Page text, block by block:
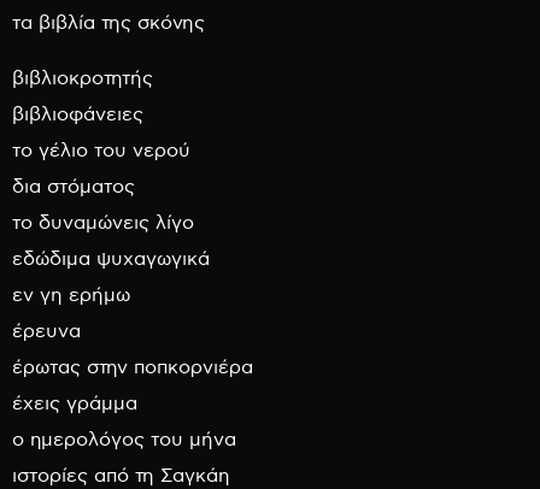
τα βιβλία της σκόνης
βιβλιοκροτητής
βιβλιοφάνειες
το γέλιο του νερού
δια στόματος
το δυναμώνεις λίγο
εδώδιμα ψυχαγωγικά
εν γη ερήμω
έρευνα
έρωτας στην ποπκορνιέρα
έχεις γράμμα
ο ημερολόγος του μήνα
ιστορίες από τη Σαγκάη